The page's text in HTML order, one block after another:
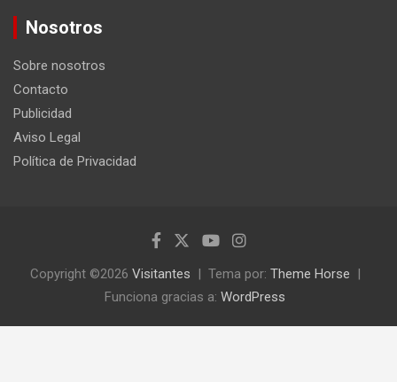
c
Nosotros
Sobre nosotros
Contacto
Publicidad
Aviso Legal
Política de Privacidad
Copyright ©2026 Visitantes Tema por: Theme Horse
Funciona gracias a: WordPress